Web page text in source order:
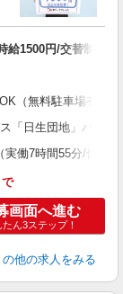
給1500円/交替制/日
（無料駐車場有 ※
「日生団地」バス
実働7時間55分/休
画面へ進む
たん3ステップ！
の他の求人をみる